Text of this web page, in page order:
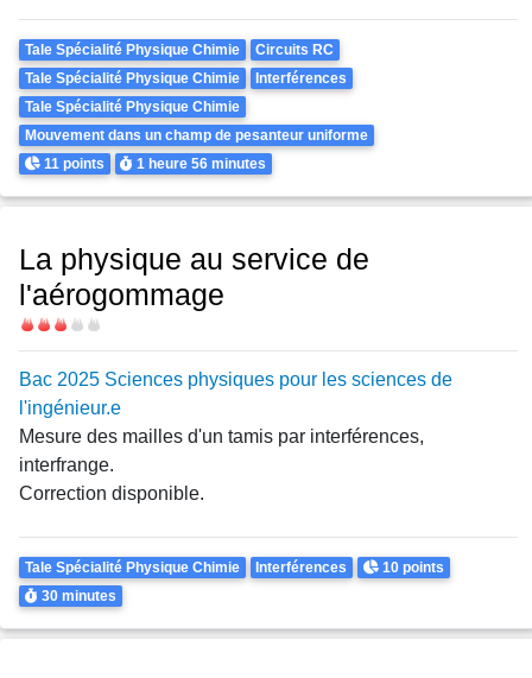
Theme
Tale Spécialité Physique Chimie
Circuits RC
Tale Spécialité Physique Chimie
Interférences
Tale Spécialité Physique Chimie
Mouvement dans un champ de pesanteur uniforme
Points
11 points Durée
1 heure56 minutes
La physique au service de
l'aérogommage
Difficulté
Bac 2025 Sciences physiques pour les sciences de
l'ingénieur.e
Mesure des mailles d'un tamis par interférences,
interfrange.
Correction disponible.
Theme
Tale Spécialité Physique Chimie Interférences Points
10 points
Durée
30 minutes